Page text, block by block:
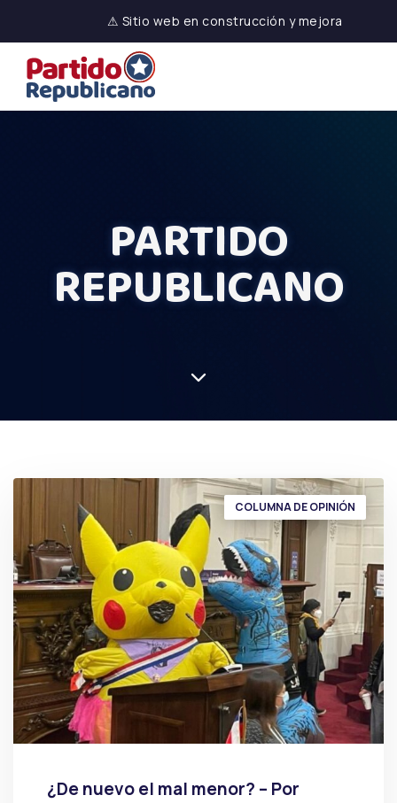
⚠ Sitio web en construcción y mejora
PARTIDO
REPUBLICANO
COLUMNA DE OPINIÓN
¿De nuevo el mal menor? – Por